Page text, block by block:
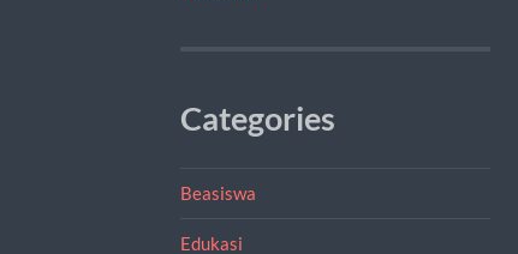
Categories
Beasiswa
Edukasi